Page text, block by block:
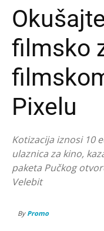
filmsko
Pixelu
Kotizacija iznosi 10
ulaznica za kino,
paketa Pučkog
Velebit
By Promo